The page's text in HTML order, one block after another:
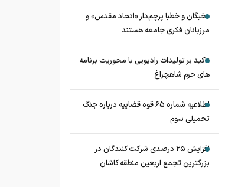
نخبگان و خطبا پرچم‌دار «اتحاد مقدس» و
مرزبانان فکری جامعه هستند
تاکید بر تولیدات رادیویی با محوریت برنامه
های حرم شاهچراغ
اطلاعیه شماره ۶۵ قوه قضاییه درباره جنگ
تحمیلی سوم
افزایش ۲۵ درصدی شرکت کنندگان در
بزرگترین تجمع اربعین منطقه کاشان